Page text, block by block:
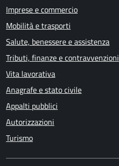
Imprese e commercio
Mobilità e trasporti
Salute, benessere e assistenza
Tributi, finanze e contravvenzioni
Vita lavorativa
Anagrafe e stato civile
Appalti pubblici
Autorizzazioni
Turismo